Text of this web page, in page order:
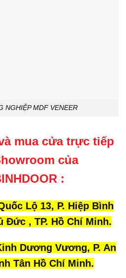
NGHIỆP MDF VENEER
mua cửa trực tiếp
của
:
Lộ 13, P. Hiệp Bình
Đức , TP. Hồ Chí Minh.
Dương Vương, P. An
Tân Hồ Chí Minh.